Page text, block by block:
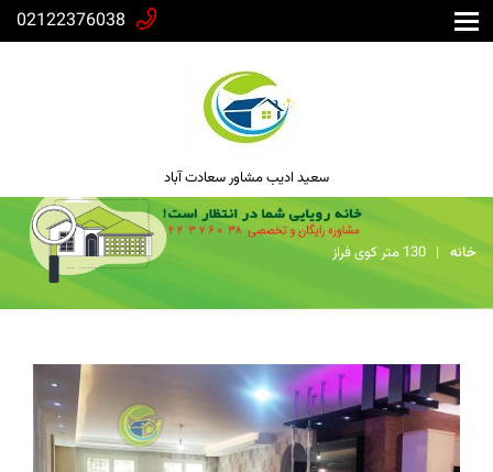
02122376038
سعید ادیب مشاور سعادت آباد
خانه 130 متر کوی فراز